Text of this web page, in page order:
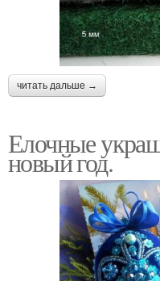
читать дальше →
Елочные
новый год.